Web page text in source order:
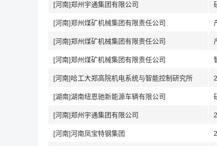
[河南]郑州宇通集团有限公司
[河南]郑州煤矿机械集团有限责任公司
[河南]郑州煤矿机械集团有限责任公司
[河南]郑州煤矿机械集团有限责任公司
[河南]哈工大郑高院机电系统与智能控制研究所
[湖南]湖南纽恩驰新能源车辆有限公司
[河南]郑州宇通集团有限公司
[河南]河南凤宝特钢集团